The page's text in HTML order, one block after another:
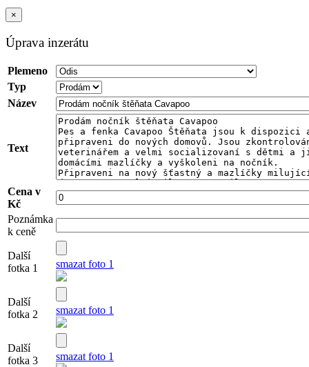
×
Úprava inzerátu
Plemeno
Typ
Název
Text
Cena v
Kč
Poznámka
k ceně
Další
fotka 1
smazat foto 1
Další
fotka 2
smazat foto 1
Další
fotka 3
smazat foto 1